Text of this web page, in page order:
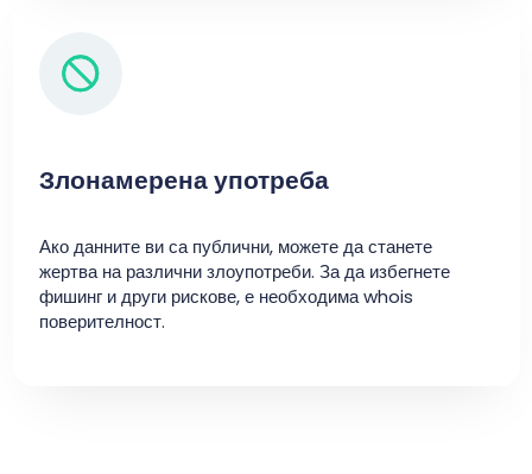
Злонамерена употреба
Ако данните ви са публични, можете да станете
жертва на различни злоупотреби. За да избегнете
фишинг и други рискове, е необходима whois
поверителност.